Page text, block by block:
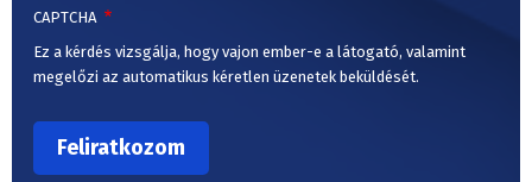
CAPTCHA
Ez a kérdés vizsgálja, hogy vajon ember-e a látogató, valamint
megelőzi az automatikus kéretlen üzenetek beküldését.